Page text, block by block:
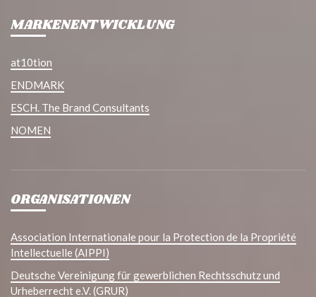
MARKENENTWICKLUNG
at10tion
ENDMARK
ESCH. The Brand Consultants
NOMEN
ORGANISATIONEN
Association Internationale pour la Protection de la Propriété
Intellectuelle (AIPPI)
Deutsche Vereinigung für gewerblichen Rechtsschutz und
Urheberrecht e.V. (GRUR)